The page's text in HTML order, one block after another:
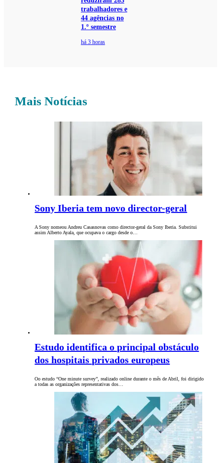
trabalhadores e
44 agências no
1.º semestre
há 3 horas
Mais Notícias
Sony Iberia tem novo director-geral
A Sony nomeou Andreu Casasnovas como director-geral da Sony Iberia. Substitui
assim Alberto Ayala, que ocupava o cargo desde o…
Estudo identifica o principal obstáculo
dos hospitais privados europeus
Oo estudo “One minute survey”, realizado online durante o mês de Abril, foi dirigido
a todas as organizações representativas dos…